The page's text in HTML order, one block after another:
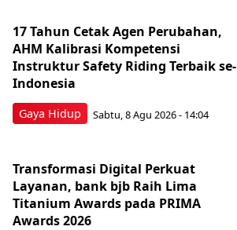
Gaya Hidup
17 Tahun Cetak Agen Perubahan,
AHM Kalibrasi Kompetensi
Instruktur Safety Riding Terbaik se-
Indonesia
Sabtu, 8 Agu 2026 - 14:04
Transformasi Digital Perkuat
Layanan, bank bjb Raih Lima
Titanium Awards pada PRIMA
Awards 2026